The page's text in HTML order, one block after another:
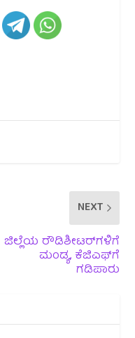
NEXT
ಜಿಲ್ಲೆಯ ರೌಡಿಶೀಟರ್‌ಗಳಿಗೆ
ಮಂಡ್ಯ, ಕೆಜಿಎಫ್‌ಗೆ
ಗಡಿಪಾರು